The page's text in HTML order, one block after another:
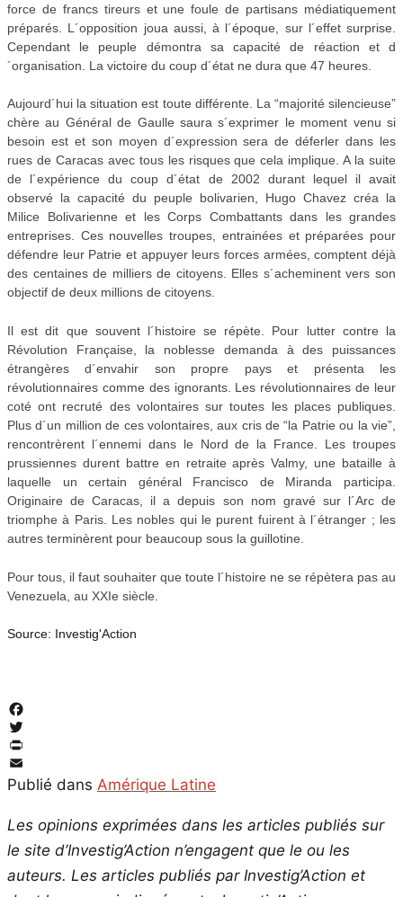
force de francs tireurs et une foule de partisans médiatiquement
préparés. L´opposition joua aussi, à l´époque, sur l´effet surprise.
Cependant le peuple démontra sa capacité de réaction et d
´organisation. La victoire du coup d´état ne dura que 47 heures.
Aujourd´hui la situation est toute différente. La “majorité silencieuse”
chère au Général de Gaulle saura s´exprimer le moment venu si
besoin est et son moyen d´expression sera de déferler dans les
rues de Caracas avec tous les risques que cela implique. A la suite
de l´expérience du coup d´état de 2002 durant lequel il avait
observé la capacité du peuple bolivarien, Hugo Chavez créa la
Milice Bolivarienne et les Corps Combattants dans les grandes
entreprises. Ces nouvelles troupes, entrainées et préparées pour
défendre leur Patrie et appuyer leurs forces armées, comptent déjà
des centaines de milliers de citoyens. Elles s´acheminent vers son
objectif de deux millions de citoyens.
Il est dit que souvent l´histoire se répète. Pour lutter contre la
Révolution Française, la noblesse demanda à des puissances
étrangères d´envahir son propre pays et présenta les
révolutionnaires comme des ignorants. Les révolutionnaires de leur
coté ont recruté des volontaires sur toutes les places publiques.
Plus d´un million de ces volontaires, aux cris de “la Patrie ou la vie”,
rencontrèrent l´ennemi dans le Nord de la France. Les troupes
prussiennes durent battre en retraite après Valmy, une bataille à
laquelle un certain général Francisco de Miranda participa.
Originaire de Caracas, il a depuis son nom gravé sur l´Arc de
triomphe à Paris. Les nobles qui le purent fuirent à l´étranger ; les
autres terminèrent pour beaucoup sous la guillotine.
Pour tous, il faut souhaiter que toute l´histoire ne se répètera pas au
Venezuela, au XXIe siècle.
Source: Investig'Action
Facebook
Twitter
PrintFriendly
Email
Publié dans Amérique Latine
Les opinions exprimées dans les articles publiés sur
le site d’Investig’Action n’engagent que le ou les
auteurs. Les articles publiés par Investig’Action et